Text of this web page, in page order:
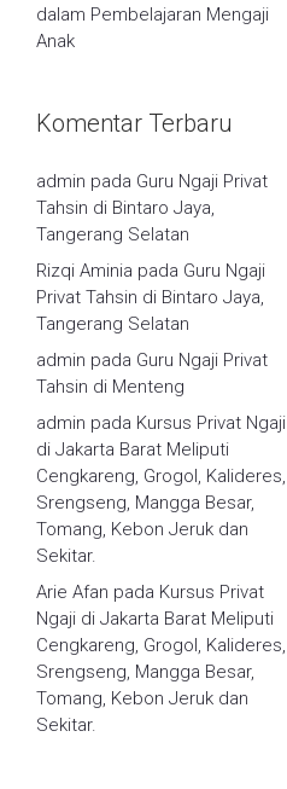
dalam Pembelajaran Mengaji
Anak
Komentar Terbaru
admin pada Guru Ngaji Privat
Tahsin di Bintaro Jaya,
Tangerang Selatan
Rizqi Aminia pada Guru Ngaji
Privat Tahsin di Bintaro Jaya,
Tangerang Selatan
admin pada Guru Ngaji Privat
Tahsin di Menteng
admin pada Kursus Privat Ngaji
di Jakarta Barat Meliputi
Cengkareng, Grogol, Kalideres,
Srengseng, Mangga Besar,
Tomang, Kebon Jeruk dan
Sekitar.
Arie Afan pada Kursus Privat
Ngaji di Jakarta Barat Meliputi
Cengkareng, Grogol, Kalideres,
Srengseng, Mangga Besar,
Tomang, Kebon Jeruk dan
Sekitar.